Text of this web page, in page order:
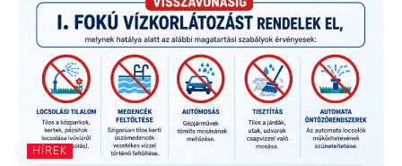
HÍREK